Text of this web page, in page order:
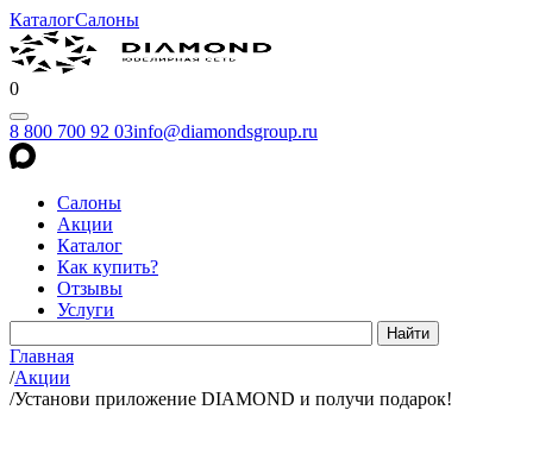
КаталогСалоны
0
8 800 700 92 03info@diamondsgroup.ru
Салоны
Акции
Каталог
Как купить?
Отзывы
Услуги
Главная
/Акции
/Установи приложение DIAMOND и получи подарок!